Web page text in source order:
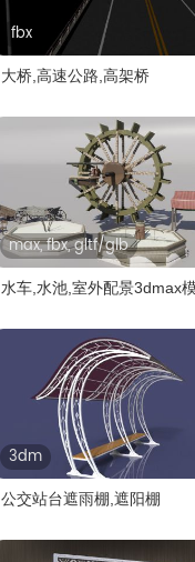
fbx
大桥,高速公路,高架桥
max, fbx, gltf/glb
水车,水池,室外配景3dmax
3dm
公交站台遮雨棚,遮阳棚